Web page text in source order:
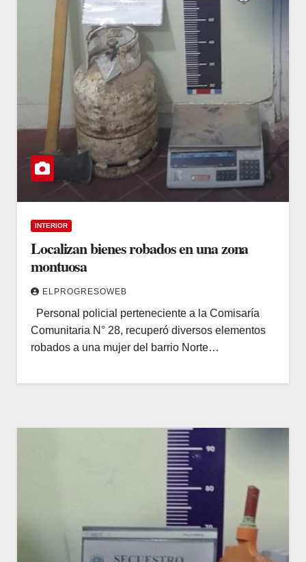
INTERIOR
Localizan bienes robados en una zona
montuosa
ELPROGRESOWEB
Personal policial perteneciente a la Comisaría
Comunitaria N° 28, recuperó diversos elementos
robados a una mujer del barrio Norte…